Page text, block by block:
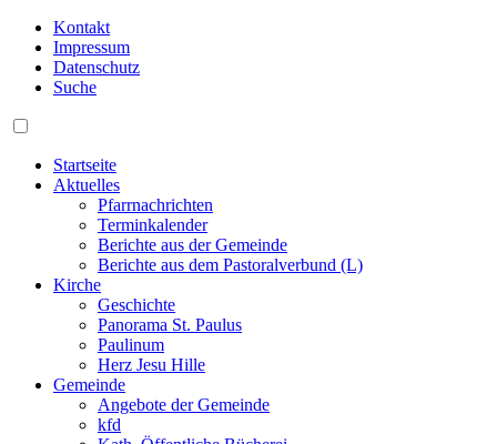
Kontakt
Impressum
Datenschutz
Suche
Startseite
Aktuelles
Pfarrnachrichten
Terminkalender
Berichte aus der Gemeinde
Berichte aus dem Pastoralverbund (L)
Kirche
Geschichte
Panorama St. Paulus
Paulinum
Herz Jesu Hille
Gemeinde
Angebote der Gemeinde
kfd